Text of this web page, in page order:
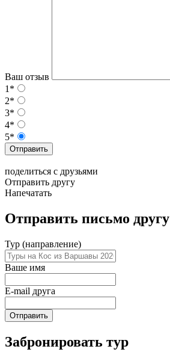
Ваш отзыв
1*
2*
3*
4*
5*
Отправить
поделиться с друзьями
Отправить другу
Напечатать
Отправить письмо другу
Тур (направление)
Ваше имя
E-mail друга
Отправить
Забронировать тур